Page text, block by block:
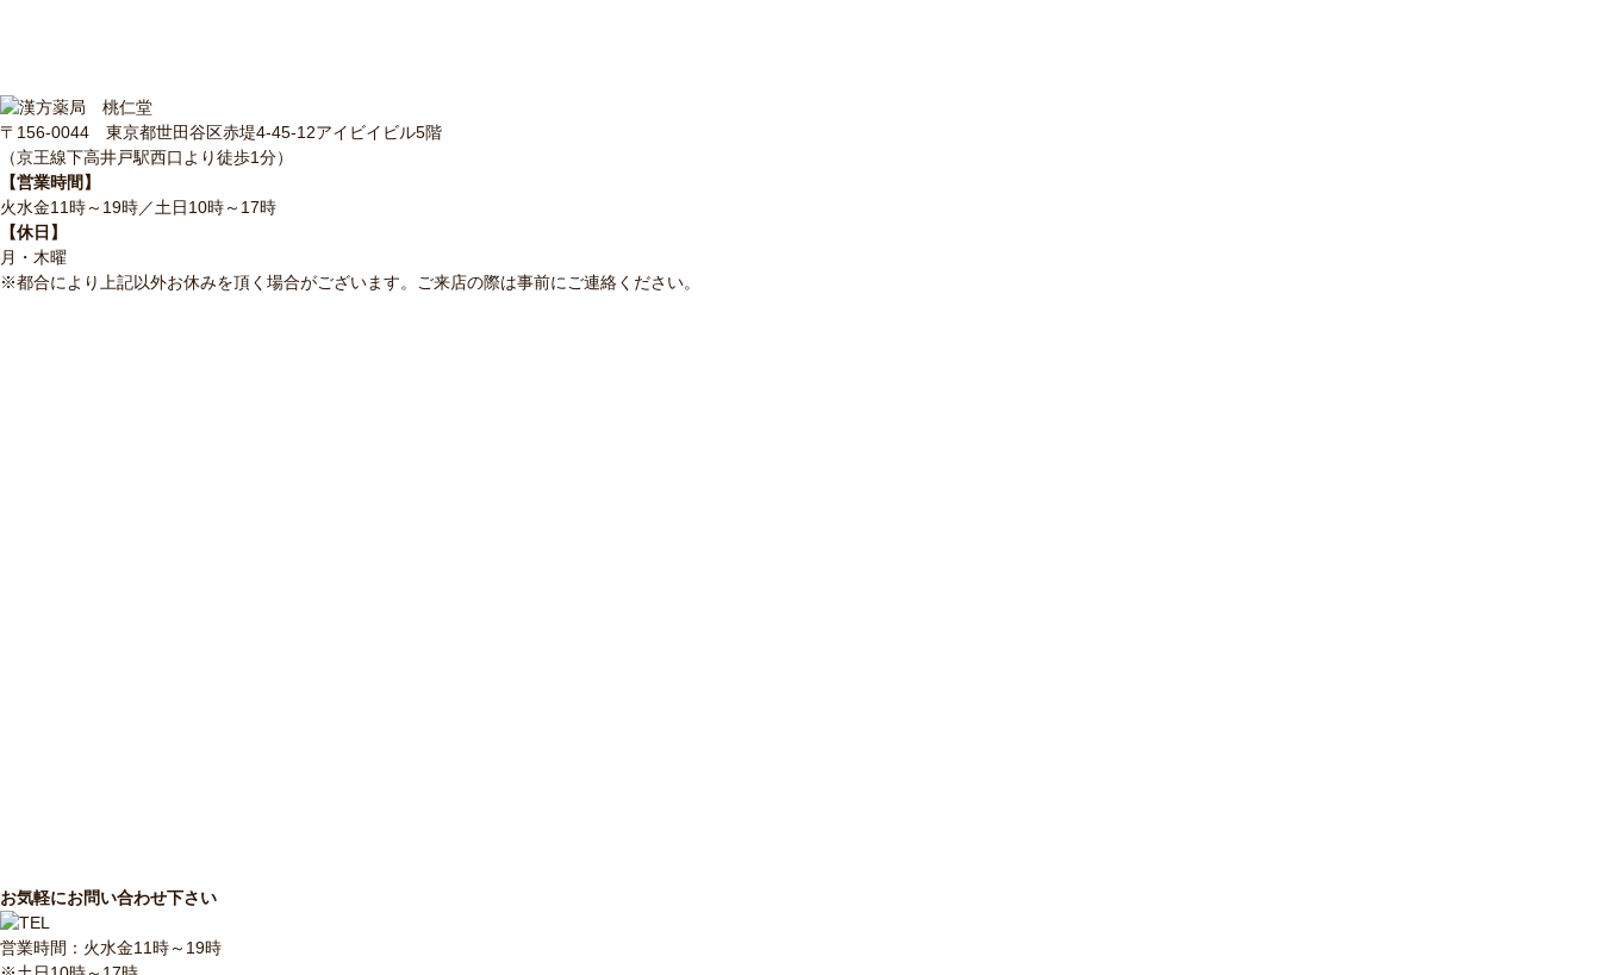
〒156-0044 東京都世田谷区赤堤4-45-12アイビイビル5階
（京王線下高井戸駅西口より徒歩1分）
【営業時間】
火水金11時～19時／土日10時～17時
【休日】
月・木曜
※都合により上記以外お休みを頂く場合がございます。ご来店の際は事前にご連絡ください。
お気軽にお問い合わせ下さい
営業時間：火水金11時～19時